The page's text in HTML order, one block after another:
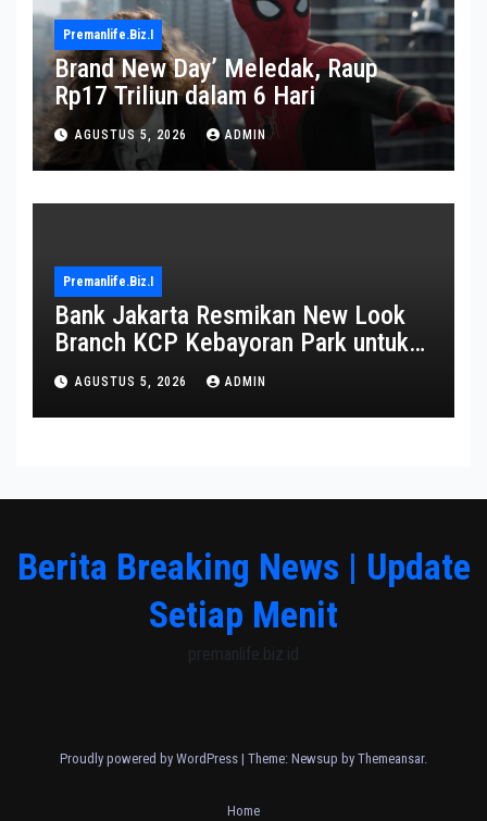
Premanlife.biz.i
Brand New Day’ Meledak, Raup
Rp17 Triliun dalam 6 Hari
AGUSTUS 5, 2026 ADMIN
Premanlife.biz.i
Bank Jakarta Resmikan New Look
Branch KCP Kebayoran Park untuk
Transformasi Layanan
AGUSTUS 5, 2026 ADMIN
Berita Breaking News | Update
Setiap Menit
premanlife.biz.id
Proudly powered by WordPress | Theme: Newsup by Themeansar.
Home